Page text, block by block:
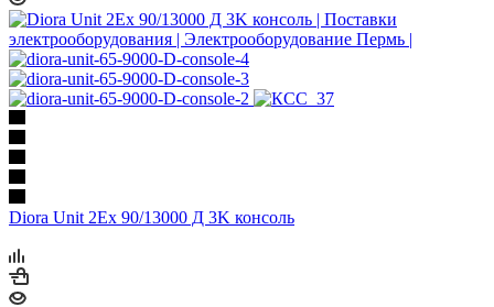
Diora Unit 2Ex 90/13000 Д 3K консоль